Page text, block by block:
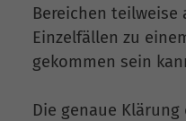
Bereichen teilweise
Einzelfällen zu
gekommen sein
Die genaue